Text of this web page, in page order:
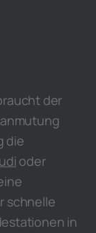
der
die
oder
schnelle
in